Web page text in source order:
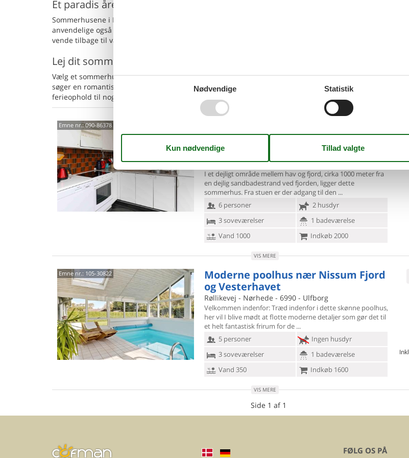
Et paradis året rundt
Sommerhusene i Nørhede er designet til at være ideelle feriemål året rundt. De private pools kan
anvendelige også i de køligere måneder. Efter en dag fyldt med efterårs- eller vinteraktiviteter er der
vende tilbage til varmen i dit sommerhus og slappe af i spa-området.
Lej dit sommerhus i Nørhede nu!
Vælg et sommerhus i Nørhede til din næste ferie, og oplev den ultimative kombination af afslapning og
søger en romantisk getaway eller en sjov familieferie, er disse sommerhuse med pool det perfekte
ferieophold til noget særligt ved at booke i dag.
Emne nr.:090-86378
stranden
Snerlevej - Nørhede - 6990 - North Sea
3,0
I et dejligt område mellem hav og fjord, cirka 1000 meter fra
en dejligsandbadestrand ved fjorden, ligger dette
sommerhus. Fra stuen er der adgang til den
6 personer
2 husdyr
3 soveværelser
1 badeværelse
Vand 1000
Indkøb 2000
VIS MERE
Emne nr.: 105-30822
Moderne poolhus nær Nissum Fjord
og Vesterhavet
Røllikevej - Nørhede - 6990 - Ulfborg
Velkommen indenfor: Træd indenfor i dette skønne poolhus,
her vil I blive mødtat flotte moderne detaljer som gør det til
et helt fantastisk frirum for de
5 personer
Ingen husdyr
3 soveværelser
1 badeværelse
Vand 350
Indkøb 1600
VIS MERE
Side 1 af 1
FØLG OS PÅ
Nødvendige Statistik